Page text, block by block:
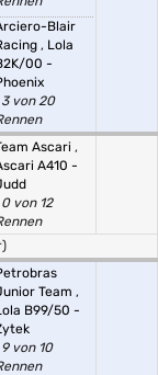
Blair
, Lola
00 -
3 von 20
Ascari ,
A410 -
0 von 12
Team ,
B99/50 -
9 von 10